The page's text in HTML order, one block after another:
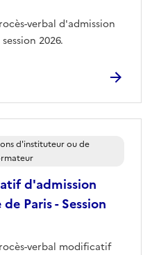
verbal d'admission
2026.
d'admission
Paris - Session
verbal modificatif
d'instituteur ou de